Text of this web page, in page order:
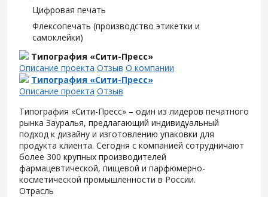
Цифровая печать
Флексопечать (производство этикетки и
самоклейки)
Типография «Сити-Пресс»
Описание проекта Отзыв О компании
Типография «Сити-Пресс»
Описание проекта Отзыв
Типография «Сити-Пресс» – один из лидеров печатного
рынка Зауралья, предлагающий индивидуальный
подход к дизайну и изготовлению упаковки для
продукта клиента. Сегодня с компанией сотрудничают
более 300 крупных производителей
фармацевтической, пищевой и парфюмерно-
косметической промышленности в России.
Отрасль